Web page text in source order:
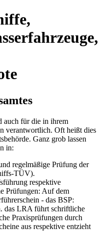
auch für die in ihrem
verantwortlich. Oft heißt dies
Ganz grob lassen
in:
regelmäßige Prüfung der
TÜV).
respektive
Prüfungen: Auf dem
- das BSP:
das LRA führt schriftliche
Praxisprüfungen durch
aus respektive entzieht